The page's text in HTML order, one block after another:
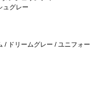
ュグレー
/ ドリームグレー / ユニフォー